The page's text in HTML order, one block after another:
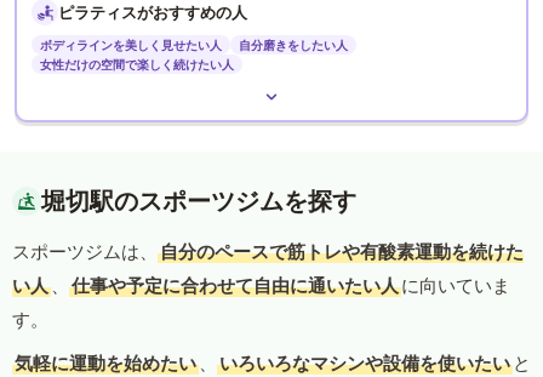
ピラティスがおすすめの人
ボディラインを美しく見せたい人
自分磨きをしたい人
女性だけの空間で楽しく続けたい人
堀切駅のスポーツジムを探す
スポーツジムは、
自分のペースで筋トレや有酸素運動を続けた
い人 、 仕事や予定に合わせて自由に通いたい人に向いていま
す。
気軽に運動を始めたい 、 いろいろなマシンや設備を使いたい と